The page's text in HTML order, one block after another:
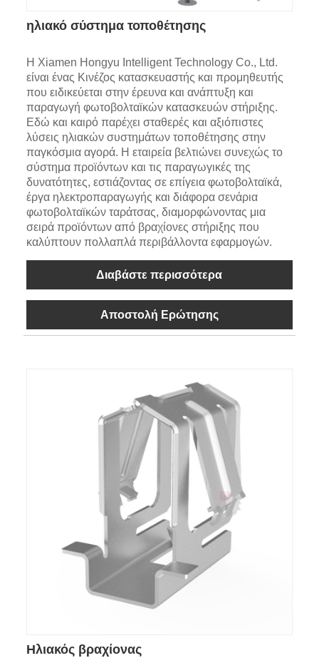
ηλιακό σύστημα τοποθέτησης
Η Xiamen Hongyu Intelligent Technology Co., Ltd.
είναι ένας Κινέζος κατασκευαστής και προμηθευτής
που ειδικεύεται στην έρευνα και ανάπτυξη και
παραγωγή φωτοβολταϊκών κατασκευών στήριξης.
Εδώ και καιρό παρέχει σταθερές και αξιόπιστες
λύσεις ηλιακών συστημάτων τοποθέτησης στην
παγκόσμια αγορά. Η εταιρεία βελτιώνει συνεχώς το
σύστημα προϊόντων και τις παραγωγικές της
δυνατότητες, εστιάζοντας σε επίγεια φωτοβολταϊκά,
έργα ηλεκτροπαραγωγής και διάφορα σενάρια
φωτοβολταϊκών ταράτσας, διαμορφώνοντας μια
σειρά προϊόντων από βραχίονες στήριξης που
καλύπτουν πολλαπλά περιβάλλοντα εφαρμογών.
Διαβάστε περισσότερα
Αποστολή Ερώτησης
Ηλιακός βραχίονας